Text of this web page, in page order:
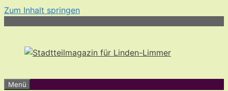
Zum Inhalt springen
Menü